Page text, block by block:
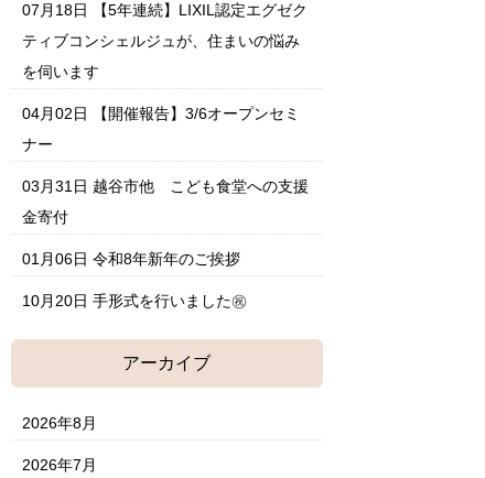
07月18日
【5年連続】LIXIL認定エグゼク
ティブコンシェルジュが、住まいの悩み
を伺います
04月02日
【開催報告】3/6オープンセミ
ナー
03月31日 越谷市他 こども食堂への支援
金寄付
01月06日 令和8年新年のご挨拶
10月20日 手形式を行いました㊗
アーカイブ
2026年8月
2026年7月